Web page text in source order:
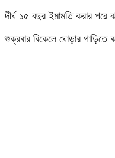
দীর্ঘ ১৫ বছর ইমামতি করার
শুক্রবার বিকেলে ঘোড়ার